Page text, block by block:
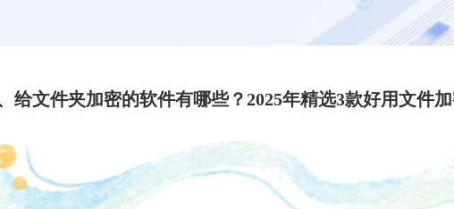
给文件夹加密的软件有哪些？2025年精选3款好用文件